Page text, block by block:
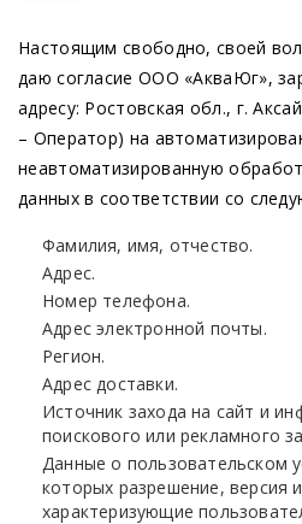
Настоящим свободно, своей
даю согласие ООО «АкваЮг»,
адресу: Ростовская обл., г.
– Оператор) на
неавтоматизированную
данных в соответствии со
Фамилия, имя, отчество.
Адрес.
Номер телефона.
Адрес электронной почты.
Регион.
Адрес доставки.
Источник захода на сайт и
поискового или рекламного
Данные о пользовательском
которых разрешение, версия
характеризующие